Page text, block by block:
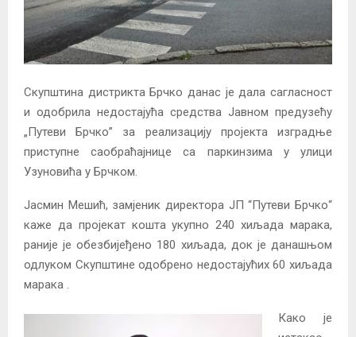
Скупштина дистрикта Брчко данас је дала сагласност
и одобрила недостајућа средства Јавном предузећу
„Путеви Брчко” за реализацију пројекта изградње
приступне саобраћајнице са паркинзима у улици
Узуновића у Брчком.
Јасмин Мешић, замјеник директора ЈП “Путеви Брчко“
каже да пројекат кошта укупно 240 хиљада марака,
раније је обезбијеђено 180 хиљада, док је данашњом
одлуком Скупштине одобрено недостајућих 60 хиљада
марака .
Како је